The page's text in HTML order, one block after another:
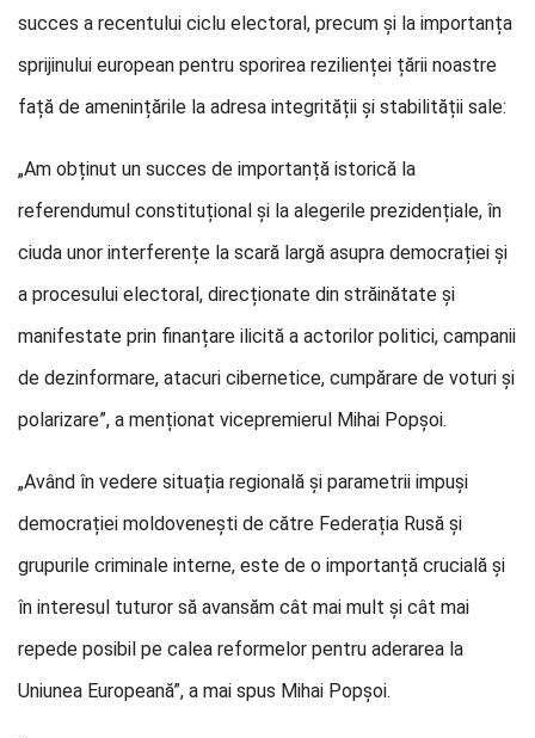
succes a recentului ciclu electoral, precum și la importanța
sprijinului european pentru sporirea rezilienței țării noastre
față de amenințările la adresa integrității și stabilității sale:
„Am obținut un succes de importanță istorică la
referendumul constituțional și la alegerile prezidențiale, în
ciuda unor interferențe la scară largă asupra democrației și
a procesului electoral, direcționate din străinătate și
manifestate prin finanțare ilicită a actorilor politici, campanii
de dezinformare, atacuri cibernetice, cumpărare de voturi și
polarizare”, a menționat vicepremierul Mihai Popșoi.
„Având în vedere situația regională și parametrii impuși
democrației moldovenești de către Federația Rusă și
grupurile criminale interne, este de o importanță crucială și
în interesul tuturor să avansăm cât mai mult și cât mai
repede posibil pe calea reformelor pentru aderarea la
Uniunea Europeană”, a mai spus Mihai Popșoi.